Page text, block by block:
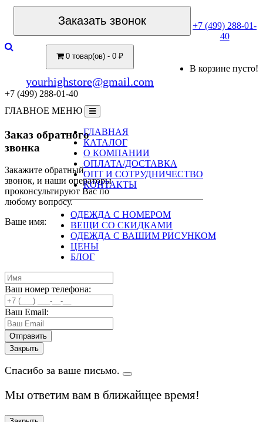
Заказать звонок
+7 (499) 288-01-
40
0 товар(ов) - 0 ₽
В корзине пусто!
yourhighstore@gmail.com
+7 (499) 288-01-40
ГЛАВНОЕ МЕНЮ
ГЛАВНАЯ
КАТАЛОГ
О КОМПАНИИ
ОПЛАТА/ДОСТАВКА
ОПТ И СОТРУДНИЧЕСТВО
КОНТАКТЫ
ОДЕЖДА С НОМЕРОМ
ВЕЩИ СО СКИДКАМИ
ОДЕЖДА С ВАШИМ РИСУНКОМ
ЦЕНЫ
БЛОГ
Заказ обратного
звонка
Закажите обратный
звонок, и наши операторы
проконсультируют Вас по
любому вопросу.
Ваше имя:
Ваш номер телефона:
Ваш Email:
Закрыть
Спасибо за ваше письмо.
Мы ответим вам в ближайщее время!